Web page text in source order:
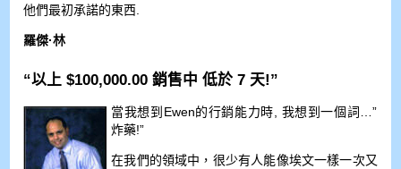
他們最初承諾的東西.
羅傑·林
“以上 $100,000.00 銷售中 低於 7 天!”
當我想到Ewen的行銷能力時, 我想到一個詞…”
炸藥!”
在我們的領域中，很少有人能像埃文一樣一次又